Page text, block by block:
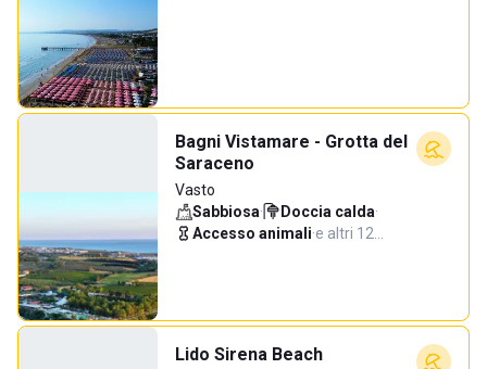
Bagni Vistamare - Grotta del
Saraceno
Vasto
Sabbiosa· Doccia calda·
Accesso animali·e altri 12…
Lido Sirena Beach